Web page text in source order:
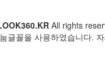
All rights
글꼴을 사용하였습니다.